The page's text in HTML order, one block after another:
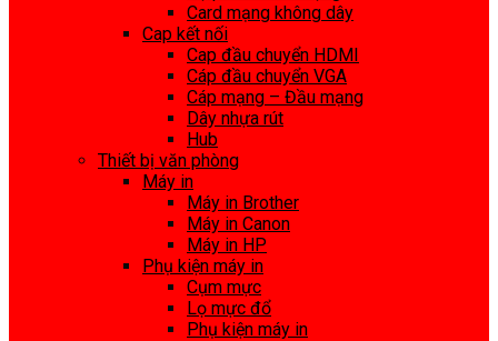
Card mạng không dây
Cap kết nối
Cap đầu chuyển HDMI
Cáp đầu chuyển VGA
Cáp mạng – Đầu mạng
Dây nhựa rút
Hub
Thiết bị văn phòng
Máy in
Máy in Brother
Máy in Canon
Máy in HP
Phụ kiện máy in
Cụm mực
Lọ mực đổ
Phụ kiện máy in